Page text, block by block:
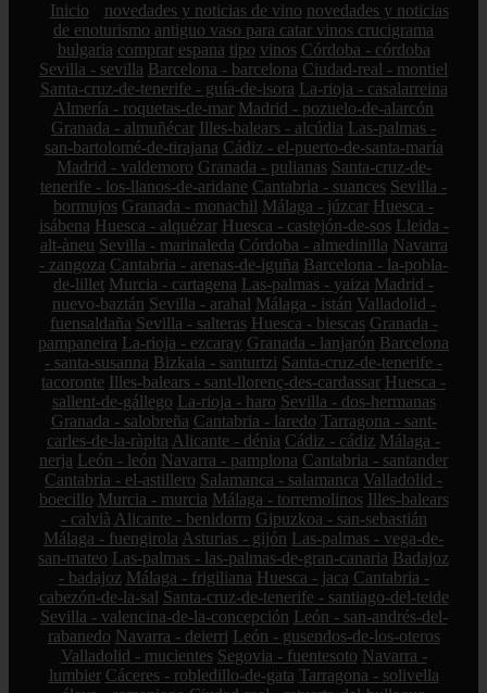
Inicio novedades y noticias de vino novedades y noticias
de enoturismo antiguo vaso para catar vinos crucigrama
bulgaria comprar espana tipo vinos Córdoba - córdoba
Sevilla - sevilla Barcelona - barcelona Ciudad-real - montiel
Santa-cruz-de-tenerife - guía-de-isora La-rioja - casalarreina
Almería - roquetas-de-mar Madrid - pozuelo-de-alarcón
Granada - almuñécar Illes-balears - alcúdia Las-palmas -
san-bartolomé-de-tirajana Cádiz - el-puerto-de-santa-maría
Madrid - valdemoro Granada - pulianas Santa-cruz-de-
tenerife - los-llanos-de-aridane Cantabria - suances Sevilla -
bormujos Granada - monachil Málaga - júzcar Huesca -
isábena Huesca - alquézar Huesca - castejón-de-sos Lleida -
alt-àneu Sevilla - marinaleda Córdoba - almedinilla Navarra
- zangoza Cantabria - arenas-de-iguña Barcelona - la-pobla-
de-lillet Murcia - cartagena Las-palmas - yaiza Madrid -
nuevo-baztán Sevilla - arahal Málaga - istán Valladolid -
fuensaldaña Sevilla - salteras Huesca - biescas Granada -
pampaneira La-rioja - ezcaray Granada - lanjarón Barcelona
- santa-susanna Bizkaia - santurtzi Santa-cruz-de-tenerife -
tacoronte Illes-balears - sant-llorenç-des-cardassar Huesca -
sallent-de-gállego La-rioja - haro Sevilla - dos-hermanas
Granada - salobreña Cantabria - laredo Tarragona - sant-
carles-de-la-ràpita Alicante - dénia Cádiz - cádiz Málaga -
nerja León - león Navarra - pamplona Cantabria - santander
Cantabria - el-astillero Salamanca - salamanca Valladolid -
boecillo Murcia - murcia Málaga - torremolinos Illes-balears
- calvià Alicante - benidorm Gipuzkoa - san-sebastián
Málaga - fuengirola Asturias - gijón Las-palmas - vega-de-
san-mateo Las-palmas - las-palmas-de-gran-canaria Badajoz
- badajoz Málaga - frigiliana Huesca - jaca Cantabria -
cabezón-de-la-sal Santa-cruz-de-tenerife - santiago-del-teide
Sevilla - valencina-de-la-concepción León - san-andrés-del-
rabanedo Navarra - deierri León - gusendos-de-los-oteros
Valladolid - mucientes Segovia - fuentesoto Navarra -
lumbier Cáceres - robledillo-de-gata Tarragona - solivella